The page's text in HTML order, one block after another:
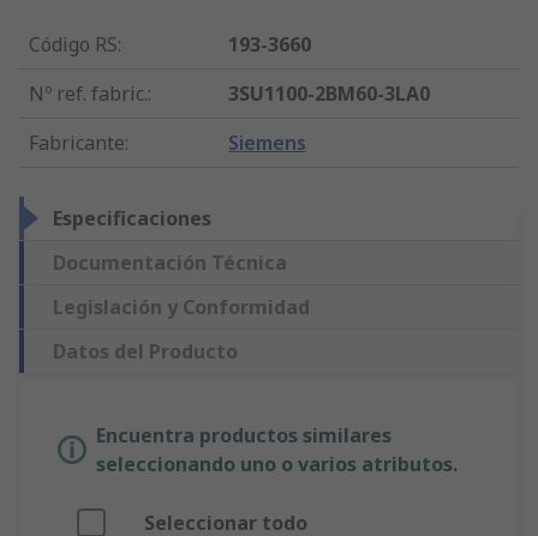
Código RS:
193-3660
Nº ref. fabric.:
3SU1100-2BM60-3LA0
Fabricante: Siemens
Especificaciones
Documentación Técnica
Legislación y Conformidad
Datos del Producto
Encuentra productos similares
seleccionando uno o varios atributos.
Seleccionar todo